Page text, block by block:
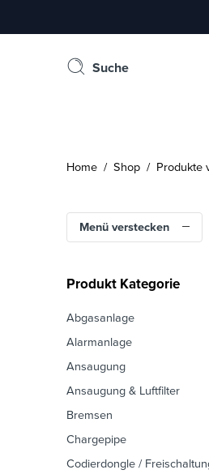
Suche
Home / Shop / Produkte
Menü verstecken
Produkt Kategorie
Abgasanlage
Alarmanlage
Ansaugung
Ansaugung & Luftfilter
Bremsen
Chargepipe
Codierdongle /